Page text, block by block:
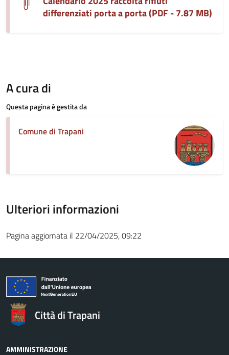
differenziati porta a porta (PDF - 7.87 MB)
A cura di
Questa pagina è gestita da
Comune di Trapani
Ulteriori informazioni
Pagina aggiornata il 22/04/2025, 09:22
Città di Trapani
AMMINISTRAZIONE